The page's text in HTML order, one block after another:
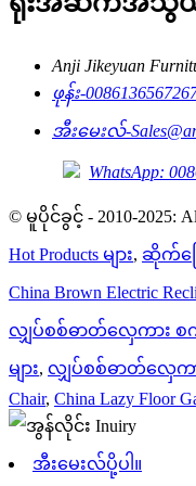
Anji Jikeyuan
ဖုန်း-
အီးမေးလ်-
WhatsApp:
© မူပိုင်ခွင့် - 2010-2025:
Hot Products များ, ဆိုက်မ
China Brown Electric
လျှပ်စစ်ဓာတ်လှေကား စက်
များ, လျှပ်စစ်ဓာတ်လှေ
Chair, China Lazy Floor
အီးမေးလ်ပို့ပါ။